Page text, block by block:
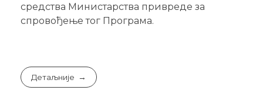
средства Министарства привреде за
спровођење тог Програма.
Детаљније